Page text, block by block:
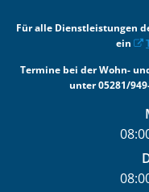
Für alle Dienstleistungen
ein
Termine bei der Wohn-
unter 05281/